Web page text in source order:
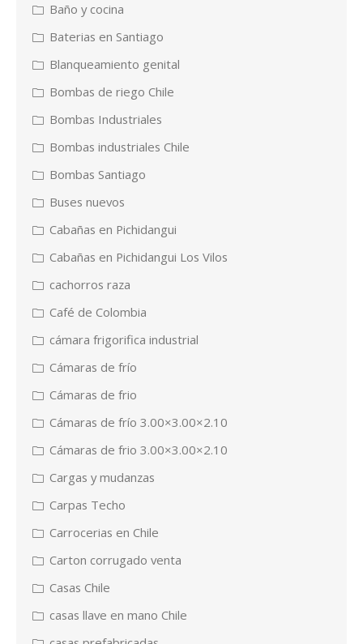
Baño y cocina
Baterias en Santiago
Blanqueamiento genital
Bombas de riego Chile
Bombas Industriales
Bombas industriales Chile
Bombas Santiago
Buses nuevos
Cabañas en Pichidangui
Cabañas en Pichidangui Los Vilos
cachorros raza
Café de Colombia
cámara frigorifica industrial
Cámaras de frío
Cámaras de frio
Cámaras de frío 3.00×3.00×2.10
Cámaras de frio 3.00×3.00×2.10
Cargas y mudanzas
Carpas Techo
Carrocerias en Chile
Carton corrugado venta
Casas Chile
casas llave en mano Chile